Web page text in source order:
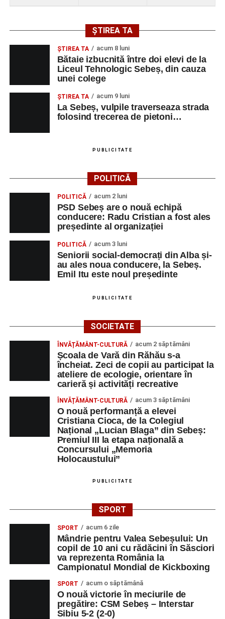
ȘTIREA TA
ŞTIREA TA acum 8 luni
Bătaie izbucnită între doi elevi de la
Liceul Tehnologic Sebeș, din cauza
unei colege
ŞTIREA TA acum 9 luni
La Sebeș, vulpile traverseaza strada
folosind trecerea de pietoni…
PUBLICITATE
POLITICĂ
POLITICĂ acum 2 luni
PSD Sebeș are o nouă echipă
conducere: Radu Cristian a fost ales
președinte al organizației
POLITICĂ acum 3 luni
Seniorii social-democrați din Alba și-
au ales noua conducere, la Sebeș.
Emil Itu este noul președinte
PUBLICITATE
SOCIETATE
ÎNVĂȚĂMÂNT-CULTURĂ acum 2 săptămâni
Școala de Vară din Răhău s-a
încheiat. Zeci de copii au participat la
ateliere de ecologie, orientare în
carieră și activități recreative
ÎNVĂȚĂMÂNT-CULTURĂ acum 3 săptămâni
O nouă performanță a elevei
Cristiana Cioca, de la Colegiul
Național „Lucian Blaga” din Sebeș:
Premiul III la etapa națională a
Concursului „Memoria
Holocaustului”
PUBLICITATE
SPORT
SPORT acum 6 zile
Mândrie pentru Valea Sebeșului: Un
copil de 10 ani cu rădăcini în Săsciori
va reprezenta România la
Campionatul Mondial de Kickboxing
SPORT acum o săptămână
O nouă victorie în meciurile de
pregătire: CSM Sebeș – Interstar
Sibiu 5-2 (2-0)